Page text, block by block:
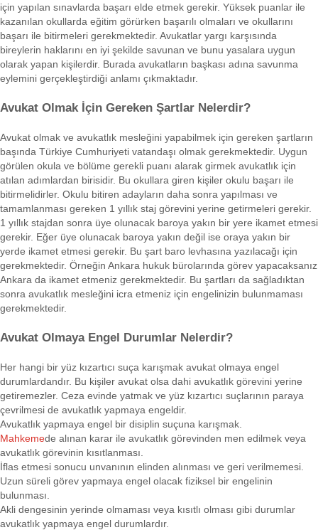
için yapılan sınavlarda başarı elde etmek gerekir. Yüksek puanlar ile
kazanılan okullarda eğitim görürken başarılı olmaları ve okullarını
başarı ile bitirmeleri gerekmektedir. Avukatlar yargı karşısında
bireylerin haklarını en iyi şekilde savunan ve bunu yasalara uygun
olarak yapan kişilerdir. Burada avukatların başkası adına savunma
eylemini gerçekleştirdiği anlamı çıkmaktadır.
Avukat Olmak İçin Gereken Şartlar Nelerdir?
Avukat olmak ve avukatlık mesleğini yapabilmek için gereken şartların
başında Türkiye Cumhuriyeti vatandaşı olmak gerekmektedir. Uygun
görülen okula ve bölüme gerekli puanı alarak girmek avukatlık için
atılan adımlardan birisidir. Bu okullara giren kişiler okulu başarı ile
bitirmelidirler. Okulu bitiren adayların daha sonra yapılması ve
tamamlanması gereken 1 yıllık staj görevini yerine getirmeleri gerekir.
1 yıllık stajdan sonra üye olunacak baroya yakın bir yere ikamet etmesi
gerekir. Eğer üye olunacak baroya yakın değil ise oraya yakın bir
yerde ikamet etmesi gerekir. Bu şart baro levhasına yazılacağı için
gerekmektedir. Örneğin Ankara hukuk bürolarında görev yapacaksanız
Ankara da ikamet etmeniz gerekmektedir. Bu şartları da sağladıktan
sonra avukatlık mesleğini icra etmeniz için engelinizin bulunmaması
gerekmektedir.
Avukat Olmaya Engel Durumlar Nelerdir?
Her hangi bir yüz kızartıcı suça karışmak avukat olmaya engel
durumlardandır. Bu kişiler avukat olsa dahi avukatlık görevini yerine
getiremezler. Ceza evinde yatmak ve yüz kızartıcı suçlarının paraya
çevrilmesi de avukatlık yapmaya engeldir.
Avukatlık yapmaya engel bir disiplin suçuna karışmak.
Mahkemede alınan karar ile avukatlık görevinden men edilmek veya
avukatlık görevinin kısıtlanması.
İflas etmesi sonucu unvanının elinden alınması ve geri verilmemesi.
Uzun süreli görev yapmaya engel olacak fiziksel bir engelinin
bulunması.
Akli dengesinin yerinde olmaması veya kısıtlı olması gibi durumlar
avukatlık yapmaya engel durumlardır.